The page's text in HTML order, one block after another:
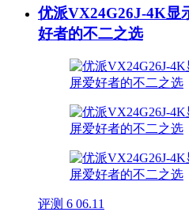
优派VX24G26J-4K显
好者的不二之选
评测 6 06.11